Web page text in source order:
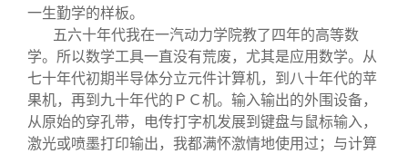
一生勤学的样板。
五六十年代我在一汽动力学院教了四年的高等数
学。所以数学工具一直没有荒废，尤其是应用数学。从
七十年代初期半导体分立元件计算机，到八十年代的苹
果机，再到九十年代的ＰＣ机。输入输出的外围设备，
从原始的穿孔带，电传打字机发展到键盘与鼠标输入，
激光或喷墨打印输出，我都满怀激情地使用过；与计算